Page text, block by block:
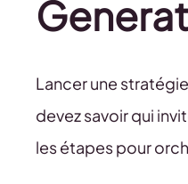
Lancer une
devez savoir qui
les étapes pour